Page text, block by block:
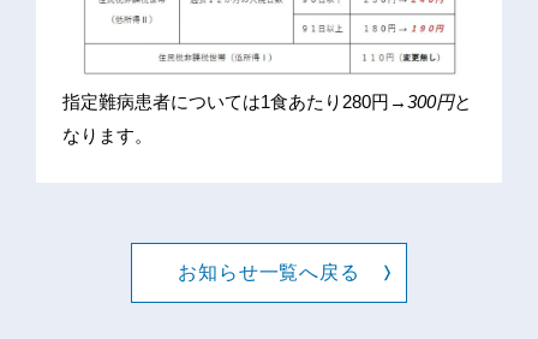
指定難病患者については1食あたり280円→300円と
なります。
お知らせ一覧へ戻る